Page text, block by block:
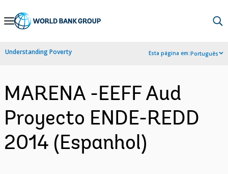
Skip
Navigation
Understanding Poverty Esta página em:Português
MARENA -EEFF Aud
Proyecto ENDE-REDD
2014 (Espanhol)